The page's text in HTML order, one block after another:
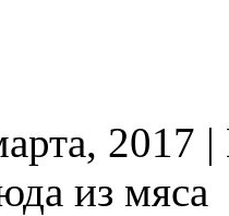
2017
из мяса